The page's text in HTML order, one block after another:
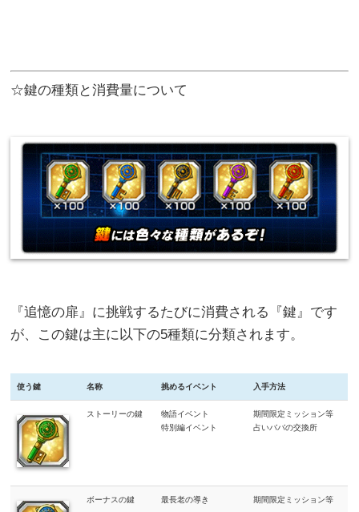
☆鍵の種類と消費量について
『追憶の扉』に挑戦するたびに消費される『鍵』です
が、この鍵は主に以下の5種類に分類されます。
使う鍵 名称 挑めるイベント 入手方法
ストーリーの鍵
物語イベント
特別編イベント
期間限定ミッション等
占いババの交換所
ボーナスの鍵 最長老の導き 期間限定ミッション等